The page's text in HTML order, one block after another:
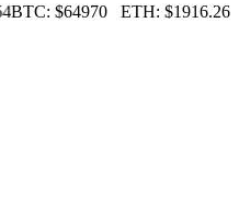
BTC:$64970 ETH:$1916.26